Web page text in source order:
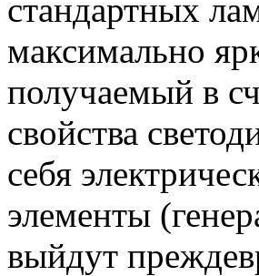
стандартных
максимально
получаемый в
свойства
себя
элементы
выйдут